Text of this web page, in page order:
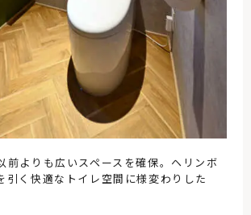
前よりも広いスペースを確保。ヘリンボ
引く快適なトイレ空間に様変わりした